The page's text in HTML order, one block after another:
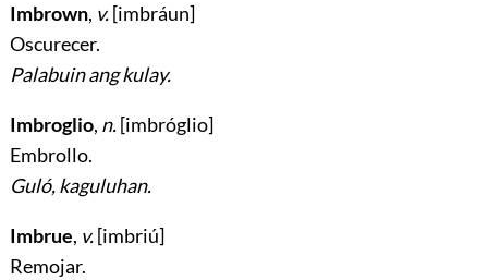
Imbrown, v.[imbráun]
Oscurecer.
Palabuin ang kulay.
Imbroglio, n.[imbróglio]
Embrollo.
Guló, kaguluhan.
Imbrue, v.[imbriú]
Remojar.